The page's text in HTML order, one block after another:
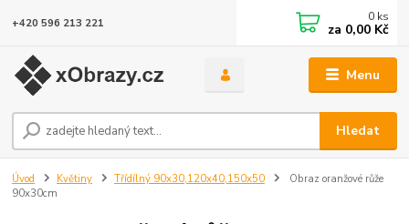
Menu
Hledat
+420 596 213 221 0 ks
za 0,00 Kč
Úvod Květiny Třídílný 90x30,120x40,150x50
Obraz oranžové růže
90x30cm